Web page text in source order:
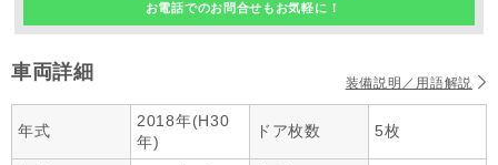
お電話でのお問合せもお気軽に！
車両詳細 装備説明／用語解説
年式
2018年(H30
年)
ドア枚数 5枚